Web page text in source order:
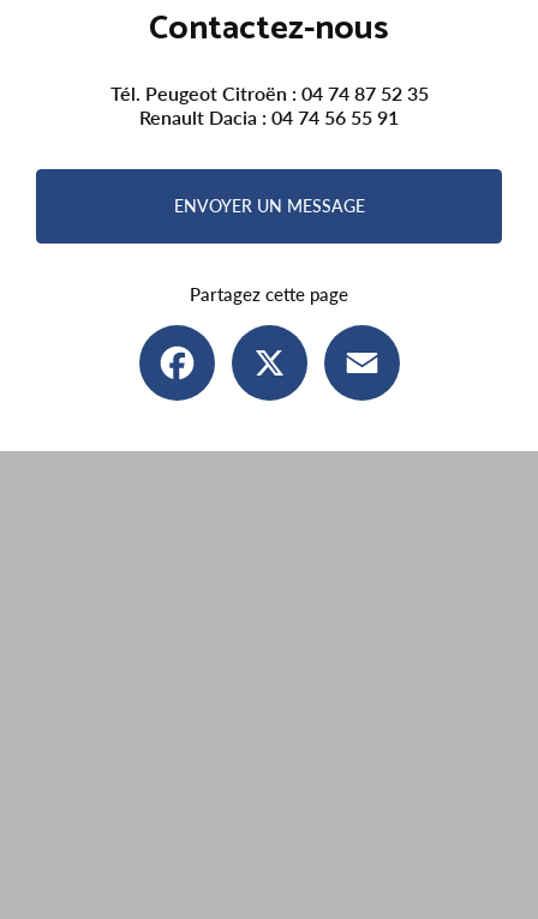
Contactez-nous
Tél. Peugeot Citroën : 04 74 87 52 35
Renault Dacia : 04 74 56 55 91
ENVOYER UN MESSAGE
Partagez cette page
Facebook